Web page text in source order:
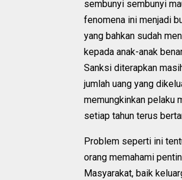
sembunyi sembunyi
fenomena ini menjadi
yang bahkan sudah
kepada anak-anak
Sanksi diterapkan
jumlah uang yang
memungkinkan pelaku
setiap tahun terus
Problem seperti ini
orang memahami
Masyarakat, baik